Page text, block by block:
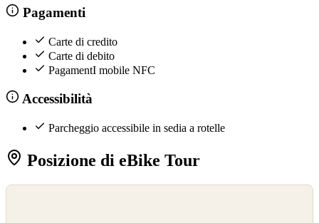
Pagamenti
Carte di credito
Carte di debito
PagamentI mobile NFC
Accessibilità
Parcheggio accessibile in sedia a rotelle
Posizione di eBike Tour